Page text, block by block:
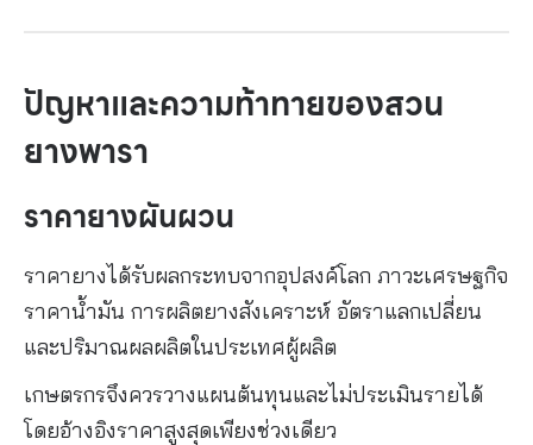
ปัญหาและความท้าทายของสวน
ยางพารา
ราคายางผันผวน
ราคายางได้รับผลกระทบจากอุปสงค์โลก ภาวะเศรษฐกิจ
ราคาน้ำมัน การผลิตยางสังเคราะห์ อัตราแลกเปลี่ยน
และปริมาณผลผลิตในประเทศผู้ผลิต
เกษตรกรจึงควรวางแผนต้นทุนและไม่ประเมินรายได้
โดยอ้างอิงราคาสูงสุดเพียงช่วงเดียว